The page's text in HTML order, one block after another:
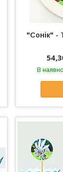
"Сонік" -
В